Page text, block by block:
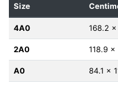
Size
4A0 168.2 x
2A0 118.9 x
A0 84.1 x